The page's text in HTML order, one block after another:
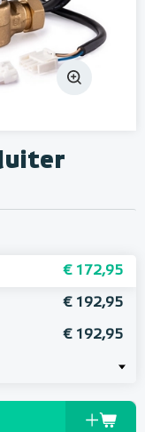
€ 172,95
€ 192,95
€ 192,95